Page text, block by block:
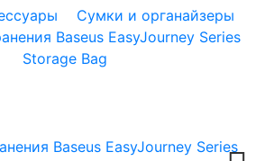
Сумки и органайзеры
Baseus EasyJourney Series
Storage Bag